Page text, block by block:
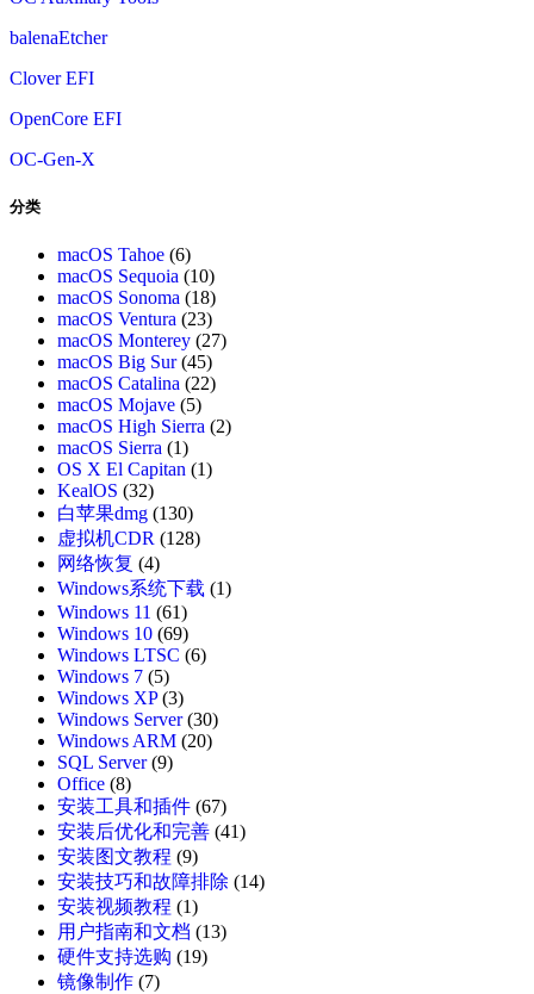
balenaEtcher
Clover EFI
OpenCore EFI
OC-Gen-X
分类
macOS Tahoe (6)
macOS Sequoia (10)
macOS Sonoma (18)
macOS Ventura (23)
macOS Monterey (27)
macOS Big Sur(45)
macOS Catalina (22)
macOS Mojave (5)
macOS High Sierra (2)
macOS Sierra (1)
OS X El Capitan (1)
KealOS (32)
白苹果dmg (130)
虚拟机CDR (128)
网络恢复 (4)
Windows系统下载 (1)
Windows 11 (61)
Windows 10 (69)
Windows LTSC (6)
Windows 7 (5)
Windows XP(3)
Windows Server(30)
Windows ARM (20)
SQL Server(9)
Office (8)
安装工具和插件 (67)
安装后优化和完善 (41)
安装图文教程 (9)
安装技巧和故障排除 (14)
安装视频教程 (1)
用户指南和文档 (13)
硬件支持选购 (19)
镜像制作 (7)